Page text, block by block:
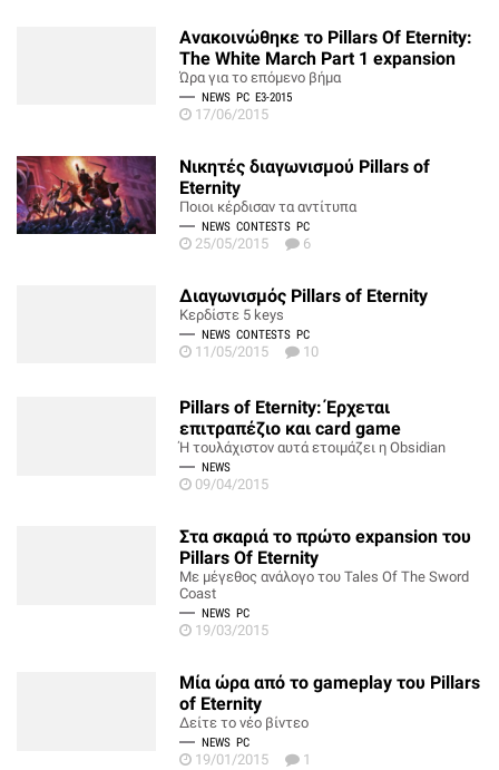
Ανακοινώθηκε το Pillars Of Eternity:
The White March Part 1 expansion
Ώρα για το επόμενο βήμα
NEWS PC E3-2015
17/06/2015
Νικητές διαγωνισμού Pillars of
Eternity
Ποιοι κέρδισαν τα αντίτυπα
NEWS CONTESTS PC
25/05/2015 6
Διαγωνισμός Pillars of Eternity
Κερδίστε 5 keys
NEWS CONTESTS PC
11/05/2015 10
Pillars of Eternity: Έρχεται
επιτραπέζιο και card game
Ή τουλάχιστον αυτά ετοιμάζει η Obsidian
NEWS
09/04/2015
Στα σκαριά το πρώτο expansion του
Pillars Of Eternity
Με μέγεθος ανάλογο του Tales Of The Sword
Coast
NEWS PC
19/03/2015
Μία ώρα από το gameplay του Pillars
of Eternity
Δείτε το νέο βίντεο
NEWS PC
19/01/2015 1